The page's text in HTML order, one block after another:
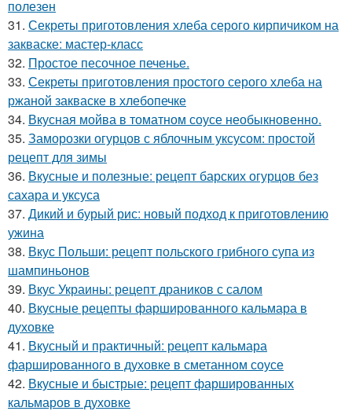
полезен
31. Секреты приготовления хлеба серого кирпичиком на
закваске: мастер-класс
32. Простое песочное печенье.
33. Секреты приготовления простого серого хлеба на
ржаной закваске в хлебопечке
34. Вкусная мойва в томатном соусе необыкновенно.
35. Заморозки огурцов с яблочным уксусом: простой
рецепт для зимы
36. Вкусные и полезные: рецепт барских огурцов без
сахара и уксуса
37. Дикий и бурый рис: новый подход к приготовлению
ужина
38. Вкус Польши: рецепт польского грибного супа из
шампиньонов
39. Вкус Украины: рецепт драников с салом
40. Вкусные рецепты фаршированного кальмара в
духовке
41. Вкусный и практичный: рецепт кальмара
фаршированного в духовке в сметанном соусе
42. Вкусные и быстрые: рецепт фаршированных
кальмаров в духовке